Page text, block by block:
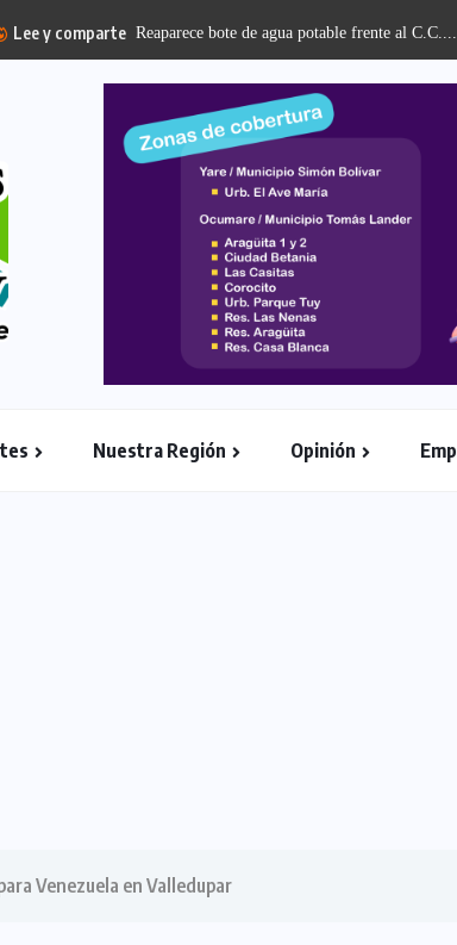
Lee y comparte UPT Valles del Tuy celebró Acto de Grado...
Nuestra Región Opinión
Venezuela en Valledupar